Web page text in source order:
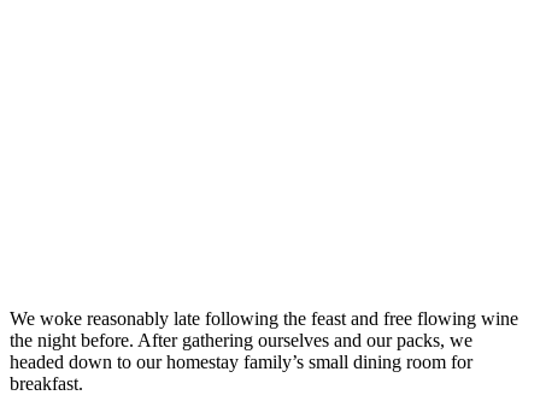
We woke reasonably late following the feast and free flowing wine
the night before. After gathering ourselves and our packs, we
headed down to our homestay family’s small dining room for
breakfast.